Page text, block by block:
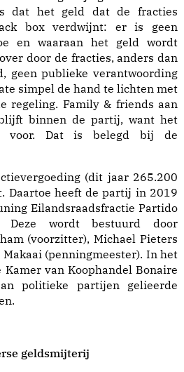
dat het geld dat de fracties
box verdwijnt: er is geen
en waaraan het geld wordt
door de fracties, anders dan
geen publieke verantwoording
simpel de hand te lichten met
regeling. Family & friends aan
binnen de partij, want het
voor. Dat is belegd bij de
(dit jaar 265.200
Daartoe heeft de partij in 2019
Eilandsraadsfractie Partido
Deze wordt bestuurd door
(voorzitter), Michael Pieters
Makaai (penningmeester). In het
van Koophandel Bonaire
politieke partijen gelieerde
geldsmijterij